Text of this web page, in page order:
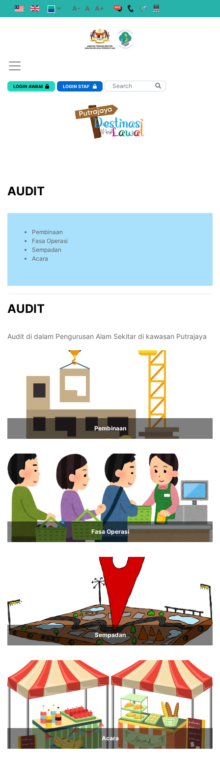
A- A A+
LOGIN AWAM LOGIN STAF
AUDIT
Pembinaan
Fasa Operasi
Sempadan
Acara
AUDIT
Audit di dalam Pengurusan Alam Sekitar di kawasan Putrajaya
Pembinaan
Fasa Operasi
Sempadan
Acara